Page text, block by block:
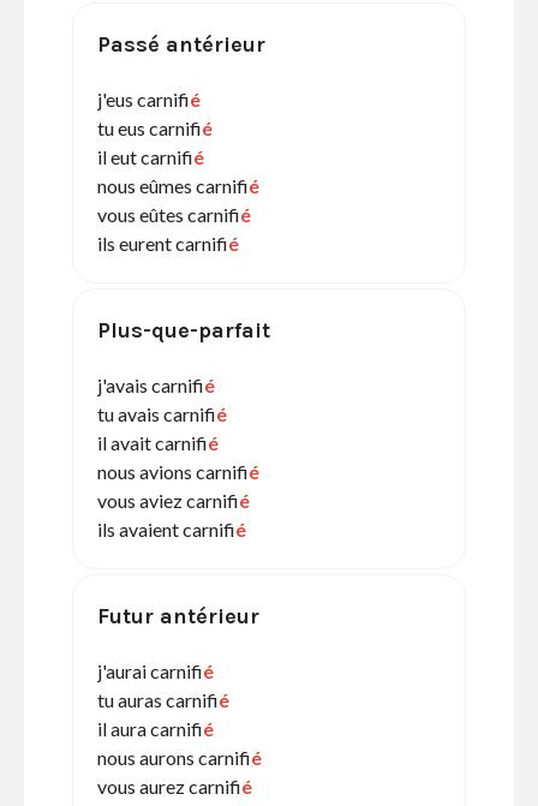
Passé antérieur
j'eus carnifié
tu eus carnifié
il eut carnifié
nous eûmes carnifié
vous eûtes carnifié
ils eurent carnifié
Plus-que-parfait
j'avais carnifié
tu avais carnifié
il avait carnifié
nous avions carnifié
vous aviez carnifié
ils avaient carnifié
Futur antérieur
j'aurai carnifié
tu auras carnifié
il aura carnifié
nous aurons carnifié
vous aurez carnifié